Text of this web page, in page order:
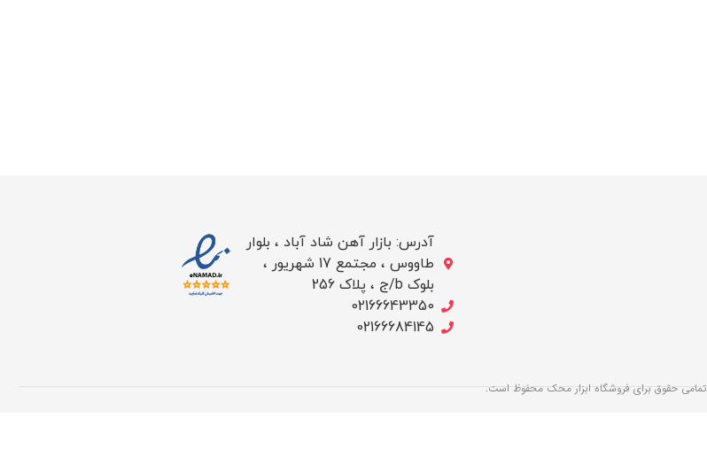
آدرس: بازار آهن شاد آباد ، بلوار
طاووس ، مجتمع 17 شهریور ،
بلوک b/ج ، پلاک 256
02166643350
02166684145
تمامی حقوق برای فروشگاه ابزار محک محفوظ است.